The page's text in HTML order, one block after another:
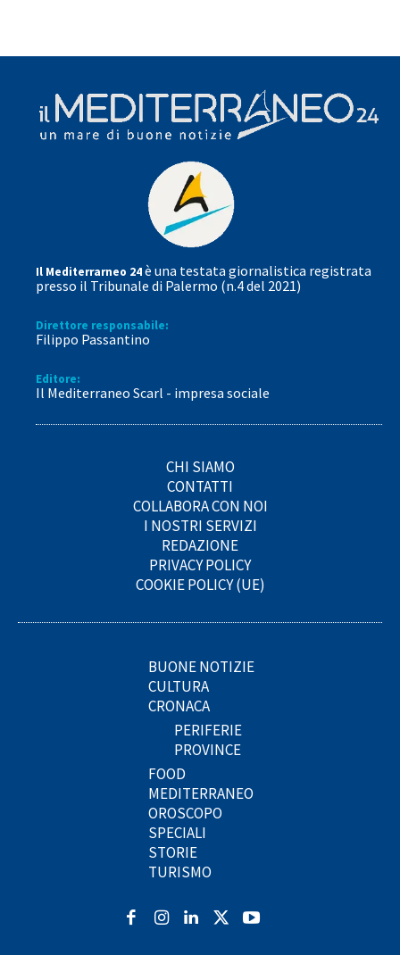
Il Mediterrarneo 24è una testata giornalistica registrata
presso il Tribunale di Palermo (n.4 del 2021)
Direttore responsabile:
Filippo Passantino
Editore:
Il Mediterraneo Scarl - impresa sociale
CHI SIAMO
CONTATTI
COLLABORA CON NOI
I NOSTRI SERVIZI
REDAZIONE
PRIVACY POLICY
COOKIE POLICY (UE)
BUONE NOTIZIE
CULTURA
CRONACA
PERIFERIE
PROVINCE
FOOD
MEDITERRANEO
OROSCOPO
SPECIALI
STORIE
TURISMO